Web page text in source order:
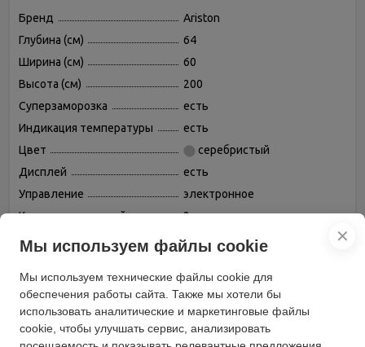
Бренд
Ariston
Глубина (см)
64
Ширина (см)
60
Высота (см)
200
Суперзаморозка
есть
Индикация температуры
есть
Цвет
серебристый
Дисплей
есть
Управление
электронное
Количество дверей
2
Мощность замораживания
(кг/cутки)
4
Объем морозильной камеры
75
Климатический класс
N,SN,ST,T
Возможность
перевешивания двери
есть
✕
Мы используем файлы cookie
Мы используем технические файлы cookie для
обеспечения работы сайта. Также мы хотели бы
использовать аналитические и маркетинговые файлы
cookie, чтобы улучшать сервис, анализировать